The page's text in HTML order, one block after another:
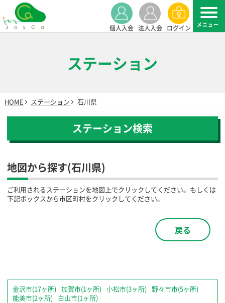
個人入会 法人入会 ログイン
ステーション
HOME ステーション 石川県
ステーション検索
地図から探す(石川県)
ご利用されるステーションを地図上でクリックしてください。もしくは
下記ボックスから市区町村をクリックしてください。
戻る
金沢市(17ヶ所) 加賀市(1ヶ所) 小松市(3ヶ所) 野々市市(5ヶ所)
能美市(2ヶ所)
白山市(1ヶ所)